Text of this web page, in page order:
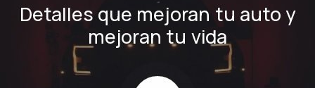
Detalles que mejoran tu auto y
mejoran tu vida